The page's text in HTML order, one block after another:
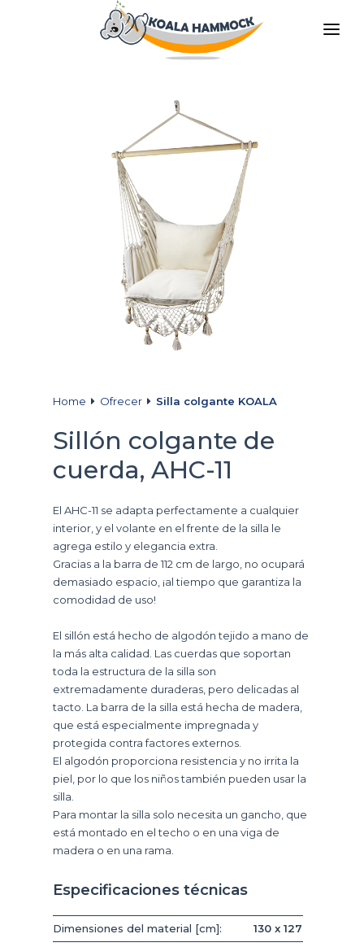
HÁGATE EL DISTRIBUDOR
Home Ofrecer Silla colgante KOALA
Sillón colgante de
cuerda, AHC-11
El AHC-11 se adapta perfectamente a cualquier
interior, y el volante en el frente de la silla le
agrega estilo y elegancia extra.
Gracias a la barra de 112 cm de largo, no ocupará
demasiado espacio, ¡al tiempo que garantiza la
comodidad de uso!
El sillón está hecho de algodón tejido a mano de
la más alta calidad. Las cuerdas que soportan
toda la estructura de la silla son
extremadamente duraderas, pero delicadas al
tacto. La barra de la silla está hecha de madera,
que está especialmente impregnada y
protegida contra factores externos.
El algodón proporciona resistencia y no irrita la
piel, por lo que los niños también pueden usar la
silla.
Para montar la silla solo necesita un gancho, que
está montado en el techo o en una viga de
madera o en una rama.
Especificaciones técnicas
Dimensiones del material [cm]:
130 x 127